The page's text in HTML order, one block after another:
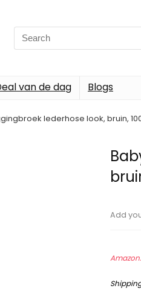
Search
for:
van de dag Blogs
lederhose look, bruin,
Add